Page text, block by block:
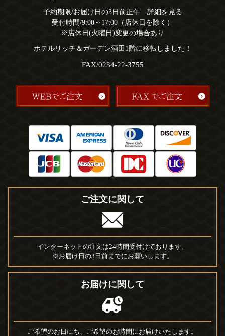
予約期限/お届け日の3日前正午 詳細を見る
受付時間/9:00～17:00（店休日を除く）
※店休日(火曜日)変更の場合あり
ホテルリッチ＆ガーデン酒田1階に移転しました！
FAX/0234-22-3755
ご注文に関して
インターネットの注文は24時間受付けております。
※お届け日の3日前までにお願いします。
お届けに関して
ご希望のお日にち、ご希望のお時間にお届けいたします。